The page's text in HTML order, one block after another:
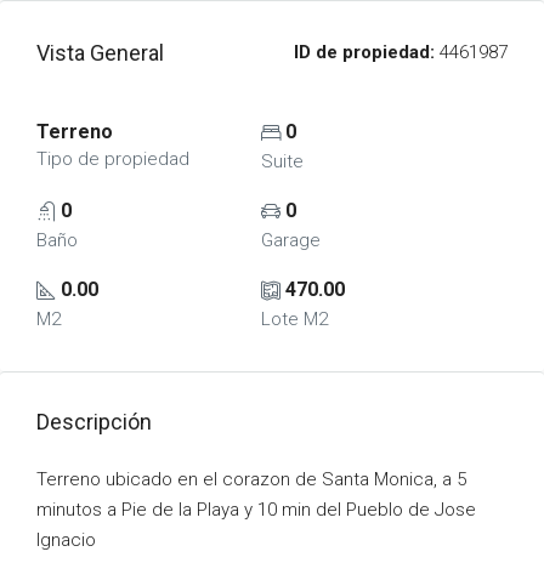
Vista General ID de propiedad: 4461987
Terreno
Tipo de propiedad
0
Suite
0
Baño
0
Garage
0.00
M2
470.00
Lote M2
Descripción
Terreno ubicado en el corazon de Santa Monica, a 5
minutos a Pie de la Playa y 10 min del Pueblo de Jose
Ignacio